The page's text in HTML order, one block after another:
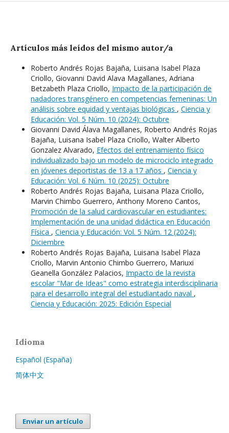
Artículos más leídos del mismo autor/a
Roberto Andrés Rojas Bajaña, Luisana Isabel Plaza
Criollo, Giovanni David Alava Magallanes, Adriana
Betzabeth Plaza Criollo, Impacto de la participación de
nadadores transgénero en competencias femeninas: Un
análisis sobre equidad y ventajas biológicas , Ciencia y
Educación: Vol. 5 Núm. 10 (2024): Octubre
Giovanni David Álava Magallanes, Roberto Andrés Rojas
Bajaña, Luisana Isabel Plaza Criollo, Walter Alberto
Gonzalez Alvarado, Efectos del entrenamiento físico
individualizado bajo un modelo de microciclo integrado
en jóvenes deportistas de 13 a 17 años , Ciencia y
Educación: Vol. 6 Núm. 10 (2025): Octubre
Roberto Andrés Rojas Bajaña, Luisana Plaza Criollo,
Marvin Chimbo Guerrero, Anthony Moreno Cantos,
Promoción de la salud cardiovascular en estudiantes:
Implementación de una unidad didáctica en Educación
Física , Ciencia y Educación: Vol. 5 Núm. 12 (2024):
Diciembre
Roberto Andrés Rojas Bajaña, Luisana Isabel Plaza
Criollo, Marvin Antonio Chimbo Guerrero, Mariuxi
Geanella González Palacios, Impacto de la revista
escolar "Mar de Ideas" como estrategia interdisciplinaria
para el desarrollo integral del estudiantado naval ,
Ciencia y Educación: 2025: Edición Especial
Idioma
Español (España)
简体中文
Enviar un artículo